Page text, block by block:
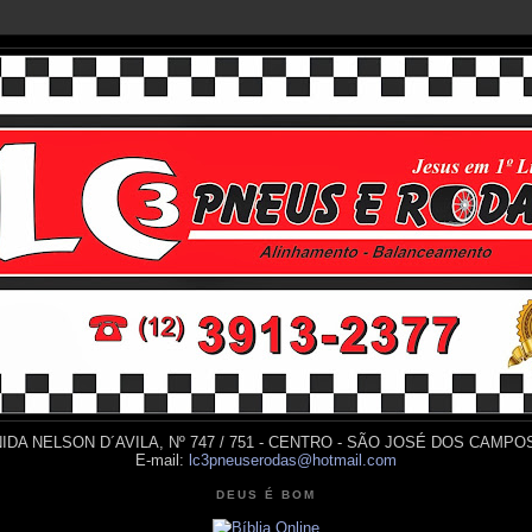
NELSON D´AVILA, Nº 747 / 751 - CENTRO - SÃO JOSÉ DOS
E-mail: lc3pneuserodas@hotmail.com
DEUS É BOM